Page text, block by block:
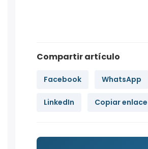
Compartir artículo
Facebook WhatsApp
LinkedIn Copiar enlace